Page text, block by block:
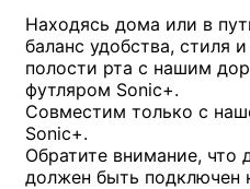
зарядки
Sonic+,
Mint
Green
Находясь дома или в
баланс удобства, стиля
полости рта с нашим
футляром Sonic+.
Совместим только с
Sonic+.
Обратите внимание, что
должен быть подключен